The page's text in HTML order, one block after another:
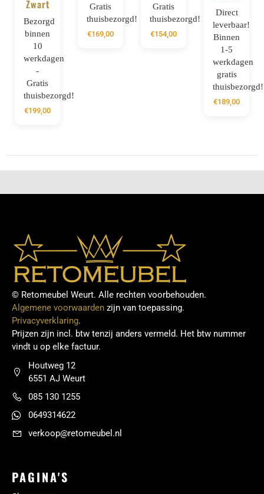
Zwart
Bezorgd
binnen
10
werkdagen
-
Gratis
thuisbezorgd!
€199,00
Gratis
thuisbezorgd!
€169,00
Gratis
thuisbezorgd!
€154,00
Direct
leverbaar!
Binnen
1-5
werkdagen
gratis
thuisbezorgd!
€189,00
© Retomeubel Weurt. Alle rechten voorbehouden.
Algemene voorwaarden zijn van toepassing.
Privacyverklaring.
Prijzen zijn incl. btw tenzij anders vermeld. Het btw nummer
vindt u op elke factuur.
Houtweg 12
6551 AJ Weurt
085 130 1255
0649314622
verkoop@retomeubel.nl
PAGINA'S